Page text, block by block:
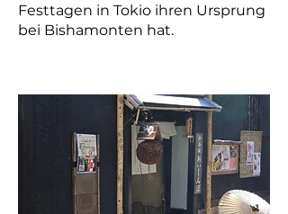
Festtagen in Tokio ihren Ursprung
bei Bishamonten hat.